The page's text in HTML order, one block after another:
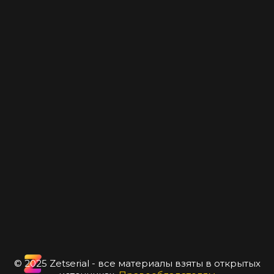
© 2025 Zetserial - все материалы взяты в открытых